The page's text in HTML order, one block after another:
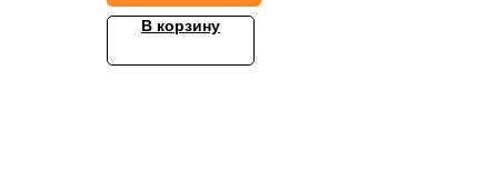
В корзину